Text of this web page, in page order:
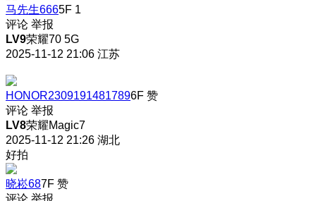
马先生6665F 1
评论 举报
LV9荣耀70 5G
2025-11-12 21:06 江苏
HONOR23091914817896F 赞
评论 举报
LV8荣耀Magic7
2025-11-12 21:26 湖北
好拍
晓崧687F 赞